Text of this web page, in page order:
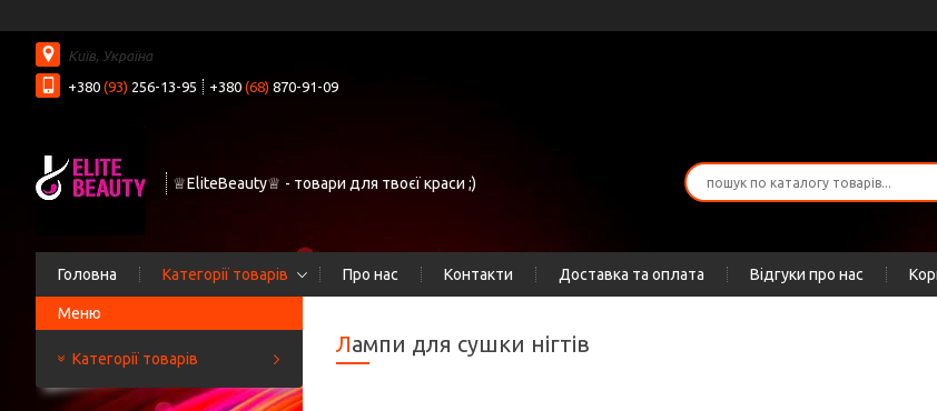
Київ, Україна
+380 (93) 256-13-95 +380 (68) 870-91-09
♕EliteBeauty♕ - товари для твоєї краси ;)
Головна Категорії товарів Про нас Контакти Доставка та оплата Відгуки про нас
Категорії товарів
Лампи для сушки нігтів